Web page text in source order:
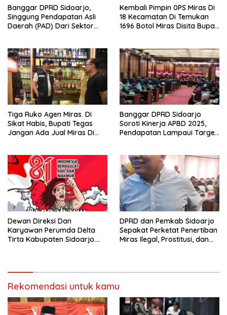
Banggar DPRD Sidoarjo,
Singgung Pendapatan Asli
Daerah (PAD) Dari Sektor
Evaluasi Secara Menyeluruh
Kembali Pimpin 0PS Miras Di
18 Kecamatan Di Temukan
1696 Botol Miras Disita Bupati
Tiga Ruko Agen Miras. Di
Sikat Habis, Bupati Tegas
Jangan Ada Jual Miras Di
Banggar DPRD Sidoarjo
Soroti Kinerja APBD 2025,
Pendapatan Lampaui Target
Dewan Direksi Dan
Karyawan Perumda Delta
Tirta Kabupaten Sidoarjo.
Agustus Tahun 2026
DPRD dan Pemkab Sidoarjo
Sepakat Perketat Penertiban
Miras Ilegal, Prostitusi, dan
Rekomendasi untuk kamu